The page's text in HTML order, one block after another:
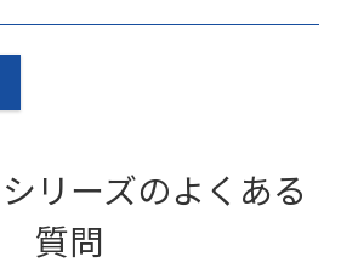
リーズのよくある
質問